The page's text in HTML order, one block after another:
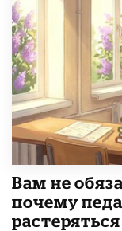
​Вам не
почему
растеряться